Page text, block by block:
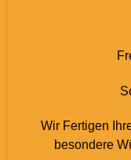
Wir Fertigen
besondere